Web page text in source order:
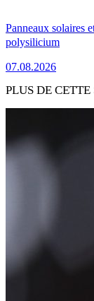
Panneaux solaires
polysilicium
07.08.2026
PLUS DE